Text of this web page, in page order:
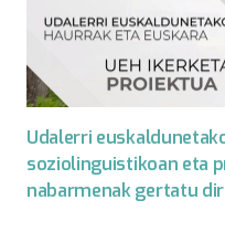
Udalerri
soziolinguistikoan eta
nabarmenak gertatu